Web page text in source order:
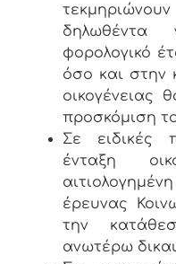
δηλωθέντα
φορολογικό
όσο και στην
οικογένειας
προσκόμιση
Σε ειδικές
ένταξη
έρευνας
την
ανωτέρω